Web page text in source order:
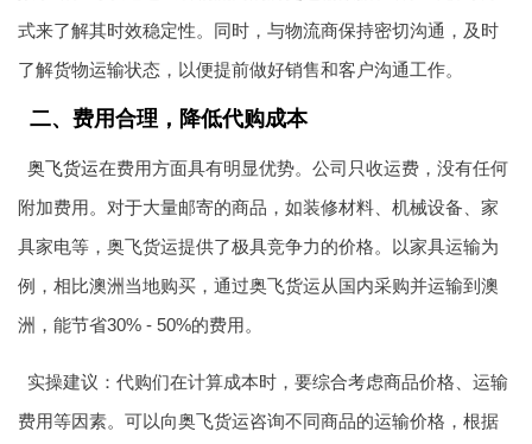
式来了解其时效稳定性。同时，与物流商保持密切沟通，及时
了解货物运输状态，以便提前做好销售和客户沟通工作。
二、费用合理，降低代购成本
奥飞货运在费用方面具有明显优势。公司只收运费，没有任何
附加费用。对于大量邮寄的商品，如装修材料、机械设备、家
具家电等，奥飞货运提供了极具竞争力的价格。以家具运输为
例，相比澳洲当地购买，通过奥飞货运从国内采购并运输到澳
洲，能节省30% - 50%的费用。
实操建议：代购们在计算成本时，要综合考虑商品价格、运输
费用等因素。可以向奥飞货运咨询不同商品的运输价格，根据